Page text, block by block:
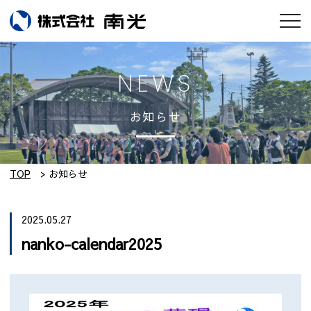
会社情報
南光のモノづくり
工場紹介
実績集
採用情報
NEWS
お知らせ
TOP お知らせ
2025.05.27
nanko-calendar2025